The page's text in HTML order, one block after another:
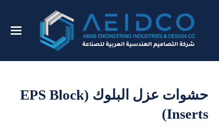
حشوات عزل البلوك (EPS Block
Inserts)